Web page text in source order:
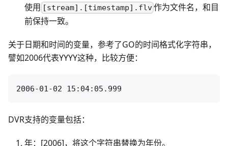
使用 [stream].[timestamp].flv作为文件名，和目
前保持一致。
关于日期和时间的变量，参考了GO的时间格式化字符串，
譬如2006代表YYYY这种，比较方便：
DVR支持的变量包括：
年：[2006]，将这个字符串替换为年份。